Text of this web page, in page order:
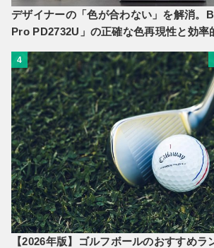
デザイナーの「色が合わない」を解消。
Pro PD2732U」の正確な色再現性と効率
4
【2026年版】ゴルフボールのおすすめラ